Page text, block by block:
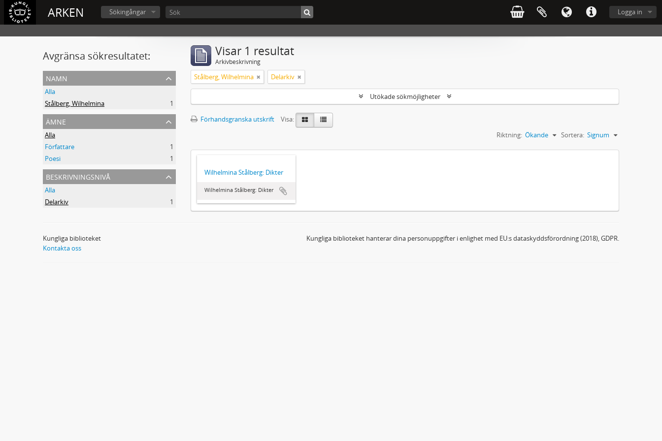
ARKEN Logga in
Sökingångar
Avgränsa sökresultatet:
namn
Alla
Stålberg, Wilhelmina
1
ämne
Alla
Författare
1
Poesi
1
beskrivningsnivå
Alla
Delarkiv
1
Visar 1 resultat
Arkivbeskrivning
Stålberg, Wilhelmina Delarkiv
Utökade sökmöjligheter
Förhandsgranska utskrift
Visa:
Sortera: Signum
Riktning: Ökande
Wilhelmina Stålberg: Dikter
Wilhelmina Stålberg: Dikter
Kungliga biblioteket
Kontakta oss
Kungliga biblioteket hanterar dina personuppgifter i enlighet med EU:s dataskyddsförordning (2018), GDPR.